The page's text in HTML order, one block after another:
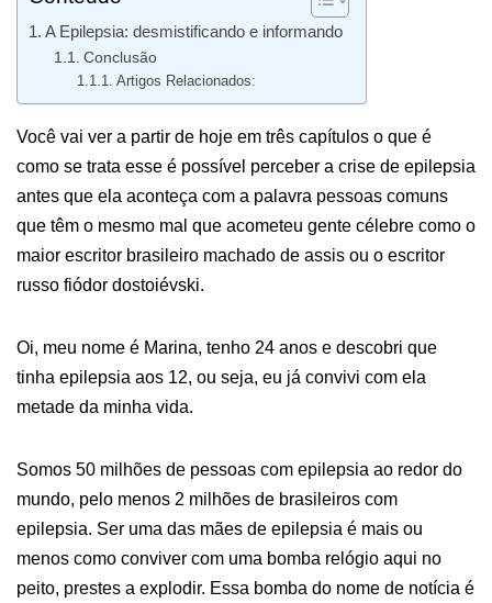
A Epilepsia: desmistificando e informando
Conclusão
Artigos Relacionados:
Você vai ver a partir de hoje em três capítulos o que é
como se trata esse é possível perceber a crise de epilepsia
antes que ela aconteça com a palavra pessoas comuns
que têm o mesmo mal que acometeu gente célebre como o
maior escritor brasileiro machado de assis ou o escritor
russo fiódor dostoiévski.
Oi, meu nome é Marina, tenho 24 anos e descobri que
tinha epilepsia aos 12, ou seja, eu já convivi com ela
metade da minha vida.
Somos 50 milhões de pessoas com epilepsia ao redor do
mundo, pelo menos 2 milhões de brasileiros com
epilepsia. Ser uma das mães de epilepsia é mais ou
menos como conviver com uma bomba relógio aqui no
peito, prestes a explodir. Essa bomba do nome de notícia é